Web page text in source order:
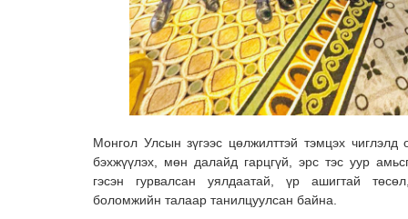
Монгол Улсын зүгээс цөлжилттэй тэмцэх
бэхжүүлэх, мөн далайд гарцгүй, эрс тэс уур
гэсэн гурвалсан уялдаатай, үр ашигтай
боломжийн талаар танилцуулсан байна.